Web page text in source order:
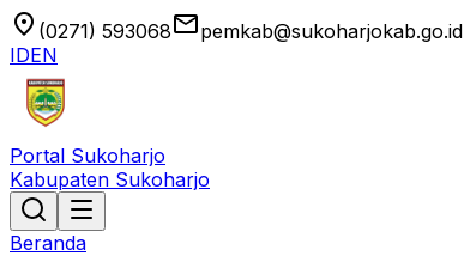
location_on (0271) 593068emailpemkab@sukoharjokab.go.id
IDEN
Portal Sukoharjo
Kabupaten Sukoharjo
Beranda